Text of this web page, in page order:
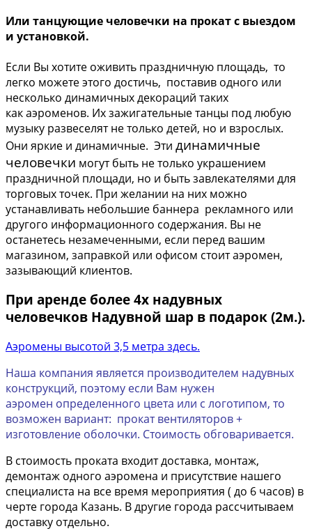
Или танцующие человечки на прокат с выездом
и установкой.
Если Вы хотите оживить праздничную площадь, то
легко можете этого достичь, поставив одного или
несколько динамичных декораций таких
как аэроменов. Их зажигательные танцы под любую
музыку развеселят не только детей, но и взрослых.
Они яркие и динамичные. Эти динамичные
человечки могут быть не только украшением
праздничной площади, но и быть завлекателями для
торговых точек. При желании на них можно
устанавливать небольшие баннера рекламного или
другого информационного содержания. Вы не
останетесь незамеченными, если перед вашим
магазином, заправкой или офисом стоит аэромен,
зазывающий клиентов.
При аренде более 4х надувных
человечков Надувной шар в подарок (2м.).
Аэромены высотой 3,5 метра здесь.
Наша компания является производителем надувных
конструкций, поэтому если Вам нужен
аэромен определенного цвета или с логотипом, то
возможен вариант: прокат вентиляторов +
изготовление оболочки. Стоимость обговаривается.
В стоимость проката входит доставка, монтаж,
демонтаж одного аэромена и присутствие нашего
специалиста на все время мероприятия ( до 6 часов) в
черте города Казань. В другие города рассчитываем
доставку отдельно.